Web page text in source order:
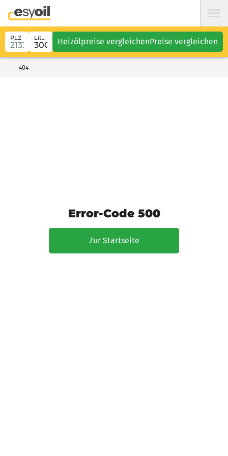
PLZ Liter Heizölpreise vergleichenPreise vergleichen
404
Error-Code 500
Zur Startseite